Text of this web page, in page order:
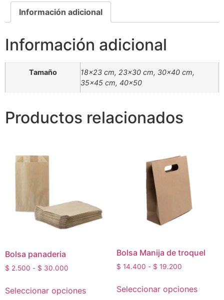
Información adicional
Información adicional
Tamaño
18×23 cm, 23×30 cm, 30×40 cm,
35×45 cm, 40×50
Productos relacionados
Bolsa panaderia
$ 2.500 - $ 30.000
Seleccionar opciones
Bolsa Manija de troquel
$ 14.400 - $ 19.200
Seleccionar opciones